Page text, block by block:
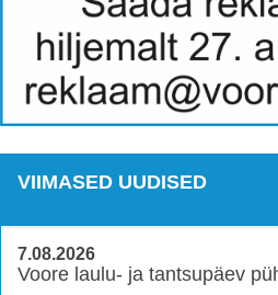
VIIMASED UUDISED
7.08.2026
Voore laulu- ja tantsupäev